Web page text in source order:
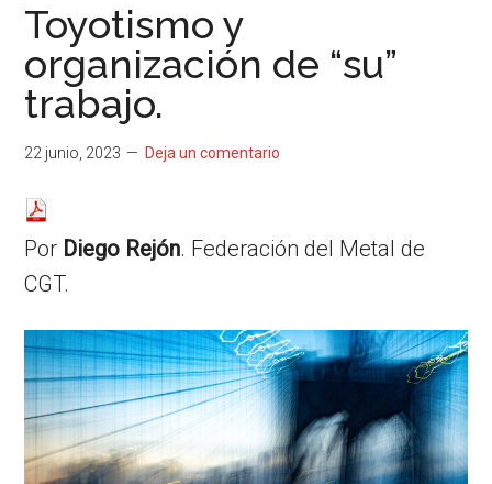
Tanteos.
Cruces
de
caminos
Toyotismo y
organización de “su”
trabajo.
22 junio, 2023 Deja un comentario
Por Diego Rejón. Federación del Metal de
CGT.